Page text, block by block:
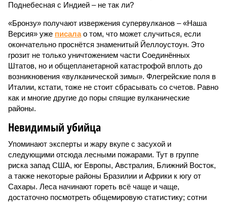
Поднебесная с Индией – не так ли?
«Бронзу» получают извержения супервулканов – «Наша
Версия» уже писалао том, что может случиться, если
окончательно проснётся знаменитый Йеллоустоун. Это
грозит не только уничтожением части Соединённых
Штатов, но и общепланетарной катастрофой вплоть до
возникновения «вулканической зимы». Флегрейские поля в
Италии, кстати, тоже не стоит сбрасывать со счетов. Равно
как и многие другие до поры спящие вулканические
районы.
Невидимый убийца
Упоминают эксперты и жару вкупе с засухой и
следующими отсюда лесными пожарами. Тут в группе
риска запад США, юг Европы, Австралия, Ближний Восток,
а также некоторые районы Бразилии и Африки к югу от
Сахары. Леса начинают гореть всё чаще и чаще,
достаточно посмотреть общемировую статистику; сотни